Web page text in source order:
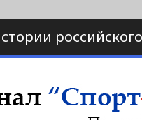
спорта